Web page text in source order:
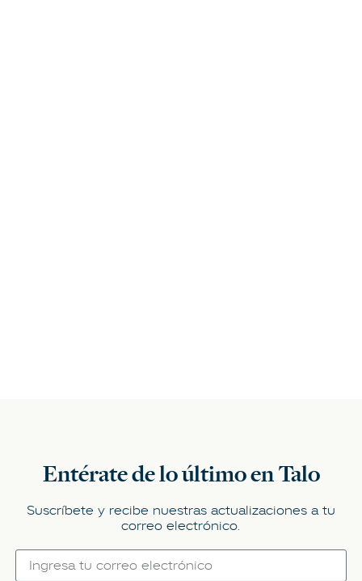
Entérate de lo último en Talo
Suscríbete y recibe nuestras actualizaciones a tu
correo electrónico.